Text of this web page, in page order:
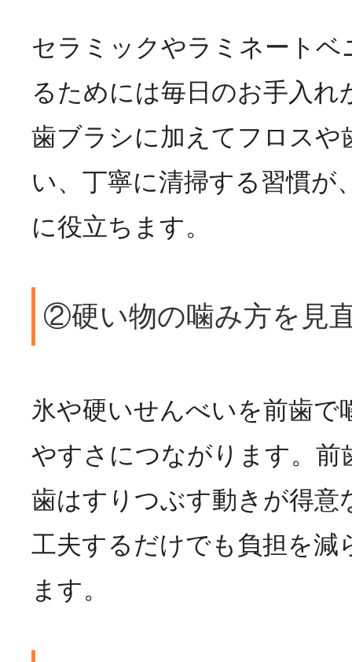
セラミックやラミネートベ
るためには毎日のお手入れ
歯ブラシに加えてフロスや
い、丁寧に清掃する習慣が
に役立ちます。
②硬い物の噛み方を見
氷や硬いせんべいを前歯で
やすさにつながります。前
歯はすりつぶす動きが得意
工夫するだけでも負担を減
ます。